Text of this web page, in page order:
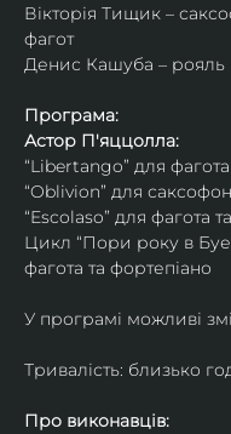
Вікторія Тищик –
фагот
Денис Кашуба – рояль
Програма:
Астор П'яццолла:
“Libertango” для
“Oblivion” для
“Escolaso” для фагота
Цикл “Пори року в
фагота та фортепіано
У програмі можливі
Тривалість: близько
Про виконавців: